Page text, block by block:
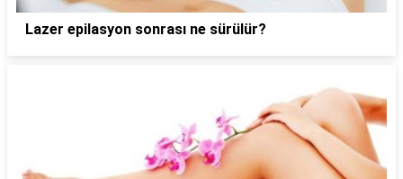
Lazer epilasyon sonrası ne sürülür?